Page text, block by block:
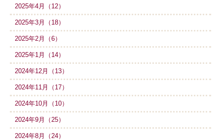
2025年4月（12）
2025年3月（18）
2025年2月（6）
2025年1月（14）
2024年12月（13）
2024年11月（17）
2024年10月（10）
2024年9月（25）
2024年8月（24）